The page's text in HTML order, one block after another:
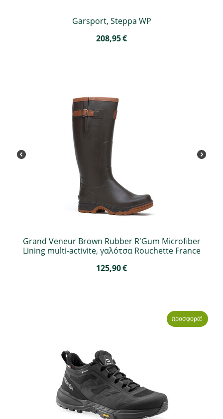
Garsport, Steppa WP
208,95€
Grand Veneur Brown Rubber R'Gum Microfiber
Lining multi-activite, γαλότσα Rouchette France
125,90€
προσφορά!